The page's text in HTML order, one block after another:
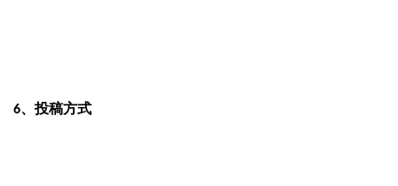
6、投稿方式